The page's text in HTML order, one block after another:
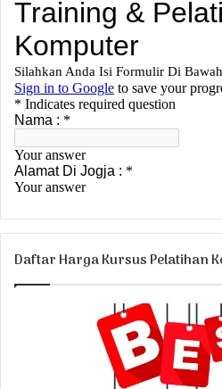
Daftar Harga Kursus Pelatihan